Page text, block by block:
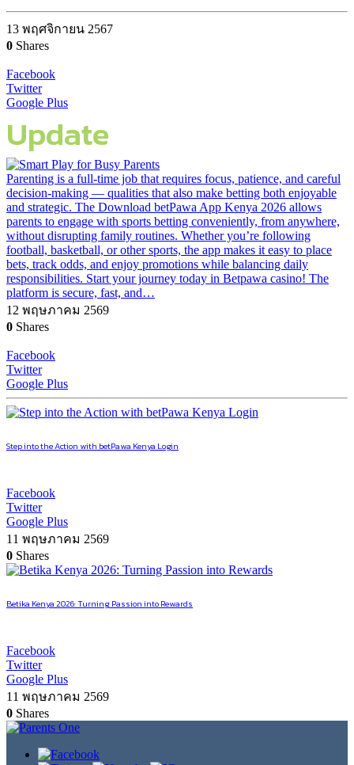
13 พฤศจิกายน 2567
0 Shares
Facebook
Twitter
Google Plus
Update
Parenting is a full-time job that requires focus, patience, and careful
decision-making — qualities that also make betting both enjoyable
and strategic. The Download betPawa App Kenya 2026 allows
parents to engage with sports betting conveniently, from anywhere,
without disrupting family routines. Whether you’re following
football, basketball, or other sports, the app makes it easy to place
bets, track odds, and enjoy promotions while balancing daily
responsibilities. Start your journey today in Betpawa casino! The
platform is secure, fast, and…
12 พฤษภาคม 2569
0 Shares
Facebook
Twitter
Google Plus
Step into the Action with betPawa Kenya Login
Facebook
Twitter
Google Plus
11 พฤษภาคม 2569
0 Shares
Betika Kenya 2026: Turning Passion into Rewards
Facebook
Twitter
Google Plus
11 พฤษภาคม 2569
0 Shares